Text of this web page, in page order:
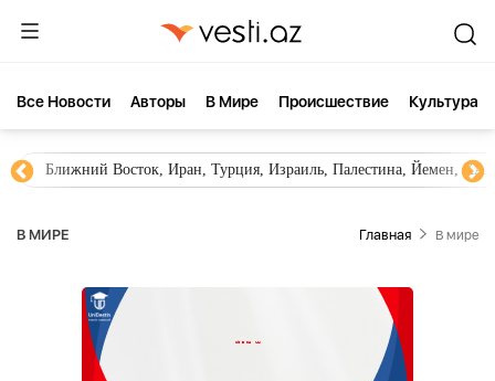
Все Новости Aвторы В Мире Происшествие Культура
Ближний Восток, Иран, Турция, Израиль, Палестина, Йемен,
В МИРЕ Главная В мире